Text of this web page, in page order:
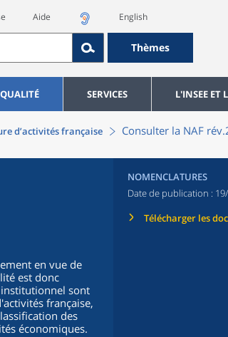
Aide English
Thèmes
SERVICES L'INSEE ET
d’activités française Consulter la NAF
en vue de
est donc
sont
française,
des
économiques.
NOMENCLATURES
Date de publication :
Télécharger les